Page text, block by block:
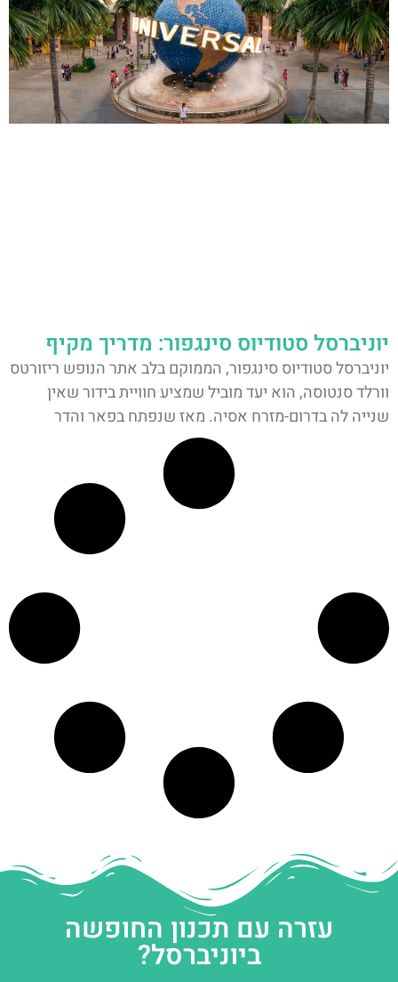
יוניברסל סטודיוס סינגפור: מדריך מקיף
יוניברסל סטודיוס סינגפור, הממוקם בלב אתר הנופש ריזורטס
וורלד סנטוסה, הוא יעד מוביל שמציע חוויית בידור שאין
שנייה לה בדרום-מזרח אסיה. מאז שנפתח בפאר והדר
עזרה עם תכנון החופשה
ביוניברסל?